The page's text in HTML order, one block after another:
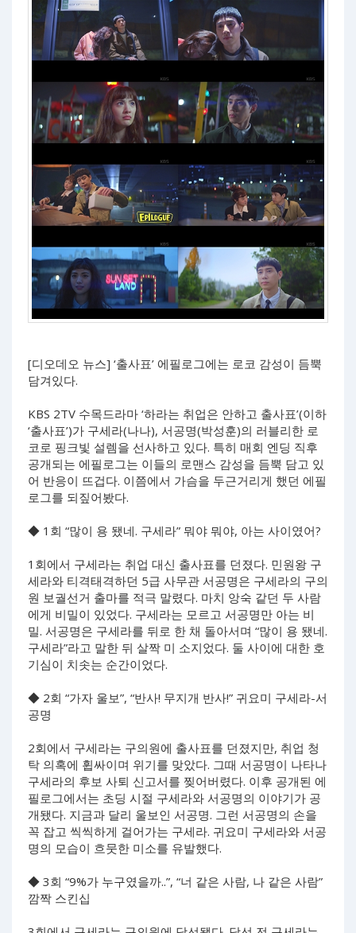
[디오데오 뉴스] ‘출사표’ 에필로그에는 로코 감성이 듬뿍
담겨있다.
KBS 2TV 수목드라마 ‘하라는 취업은 안하고 출사표’(이하
‘출사표’)가 구세라(나나), 서공명(박성훈)의 러블리한 로
코로 핑크빛 설렘을 선사하고 있다. 특히 매회 엔딩 직후
공개되는 에필로그는 이들의 로맨스 감성을 듬뿍 담고 있
어 반응이 뜨겁다. 이쯤에서 가슴을 두근거리게 했던 에필
로그를 되짚어봤다.
◆ 1회 “많이 용 됐네. 구세라” 뭐야 뭐야, 아는 사이였어?
1회에서 구세라는 취업 대신 출사표를 던졌다. 민원왕 구
세라와 티격태격하던 5급 사무관 서공명은 구세라의 구의
원 보궐선거 출마를 적극 말렸다. 마치 앙숙 같던 두 사람
에게 비밀이 있었다. 구세라는 모르고 서공명만 아는 비
밀. 서공명은 구세라를 뒤로 한 채 돌아서며 “많이 용 됐네.
구세라”라고 말한 뒤 살짝 미 소지었다. 둘 사이에 대한 호
기심이 치솟는 순간이었다.
◆ 2회 “가자 울보”, “반사! 무지개 반사!” 귀요미 구세라-서
공명
2회에서 구세라는 구의원에 출사표를 던졌지만, 취업 청
탁 의혹에 휩싸이며 위기를 맞았다. 그때 서공명이 나타나
구세라의 후보 사퇴 신고서를 찢어버렸다. 이후 공개된 에
필로그에서는 초딩 시절 구세라와 서공명의 이야기가 공
개됐다. 지금과 달리 울보인 서공명. 그런 서공명의 손을
꼭 잡고 씩씩하게 걸어가는 구세라. 귀요미 구세라와 서공
명의 모습이 흐뭇한 미소를 유발했다.
◆ 3회 “9%가 누구였을까..”, “너 같은 사람, 나 같은 사람”
깜짝 스킨십